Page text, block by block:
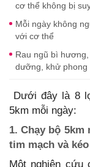
cơ thể không bị
Mỗi ngày không
với cơ thể
Rau ngũ bì
dưỡng, khử phong
Dưới đây là 8
5km mỗi ngày:
1. Chạy bộ
tim mạch và
Một nghiên cứu